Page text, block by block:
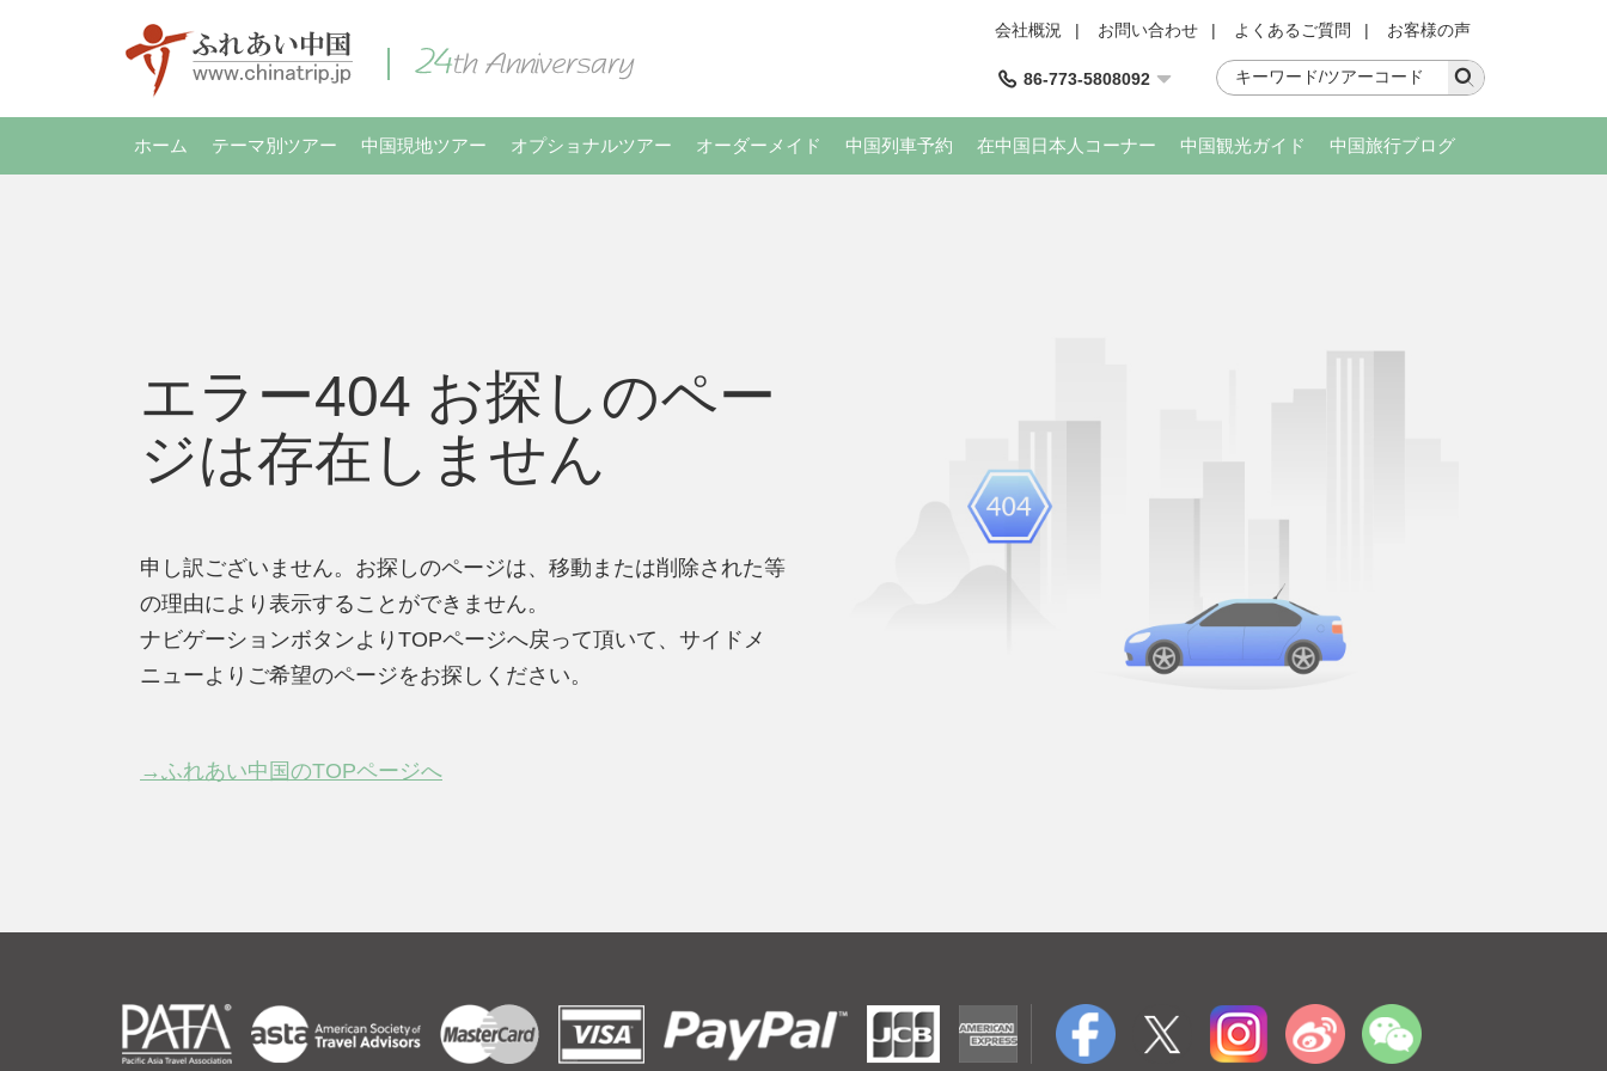
会社概況 | お問い合わせ | よくあるご質問 | お客様の声
86-773-5808092
ホーム テーマ別ツアー 中国現地ツアー オプショナルツアー オーダーメイド 中国列車予約 在中国日本人コーナー 中国観光ガイド 中国旅行ブログ
エラー404 お探しのペー
ジは存在しません
申し訳ございません。お探しのページは、移動または削除された等
の理由により表示することができません。
ナビゲーションボタンよりTOPページへ戻って頂いて、サイドメ
ニューよりご希望のページをお探しください。
→ふれあい中国のTOPページへ